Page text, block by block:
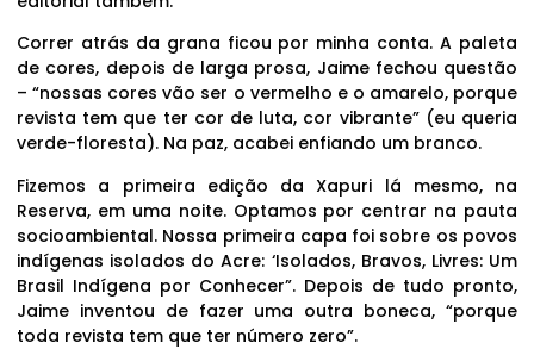
Correr atrás da grana ficou por minha conta. A paleta
de cores, depois de larga prosa, Jaime fechou questão
– “nossas cores vão ser o vermelho e o amarelo, porque
revista tem que ter cor de luta, cor vibrante” (eu queria
verde-floresta). Na paz, acabei enfiando um branco.
Fizemos a primeira edição da Xapuri lá mesmo, na
Reserva, em uma noite. Optamos por centrar na pauta
socioambiental. Nossa primeira capa foi sobre os povos
indígenas isolados do Acre: ‘Isolados, Bravos, Livres: Um
Brasil Indígena por Conhecer”. Depois de tudo pronto,
Jaime inventou de fazer uma outra boneca, “porque
toda revista tem que ter número zero”.